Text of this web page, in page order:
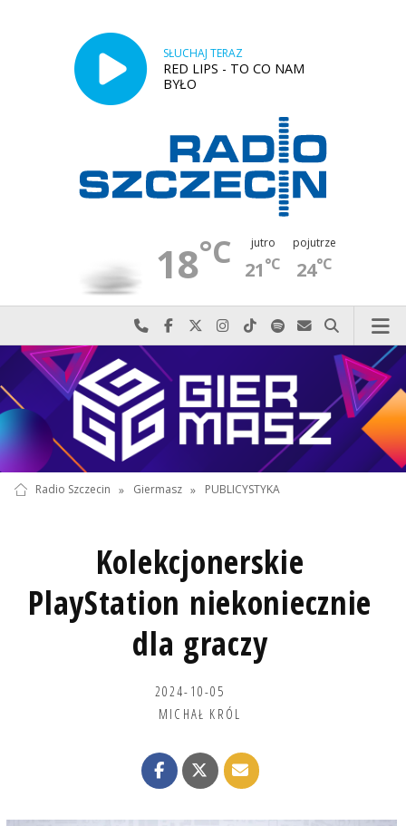
SŁUCHAJ TERAZ
RED LIPS - TO CO NAM
BYŁO
18°C jutro
21°C
pojutrze
24°C
Najlepiej po prostu do nas zadzwoń
Odwiedź nas na Facebook-u
Odwiedź nas na X
Odwiedź nas na Instagram-ie
Odwiedź nas na TikTok-u
Szukaj nas na Spotify
Wyślij do nas
Szukaj
Radio Szczecin » Giermasz » PUBLICYSTYKA
Kolekcjonerskie
PlayStation niekoniecznie
dla graczy
2024-10-05
MICHAŁ KRÓL